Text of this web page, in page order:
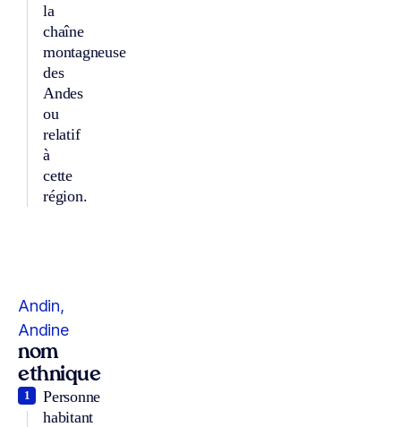
la
chaîne
montagneuse
des
Andes
ou
relatif
à
cette
région.
Andin,
Andine
nom
ethnique
Personne
habitant
1